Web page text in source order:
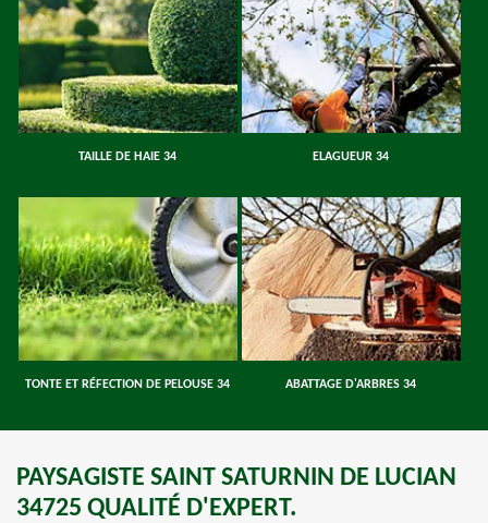
TAILLE DE HAIE 34 ELAGUEUR 34
TONTE ET RÉFECTION DE PELOUSE 34 ABATTAGE D'ARBRES 34
PAYSAGISTE SAINT SATURNIN DE LUCIAN
34725 QUALITÉ D'EXPERT.